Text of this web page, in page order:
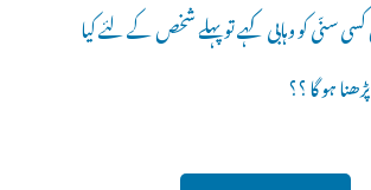
سنّی کو وہابی کہے تو پہلے شخص کے لئے کیا
ہو گا ؟؟